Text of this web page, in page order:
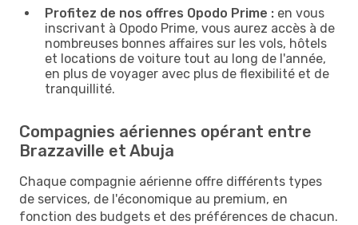
Profitez de nos offres Opodo Prime : en vous
inscrivant à Opodo Prime, vous aurez accès à de
nombreuses bonnes affaires sur les vols, hôtels
et locations de voiture tout au long de l'année,
en plus de voyager avec plus de flexibilité et de
tranquillité.
Compagnies aériennes opérant entre
Brazzaville et Abuja
Chaque compagnie aérienne offre différents types
de services, de l'économique au premium, en
fonction des budgets et des préférences de chacun.